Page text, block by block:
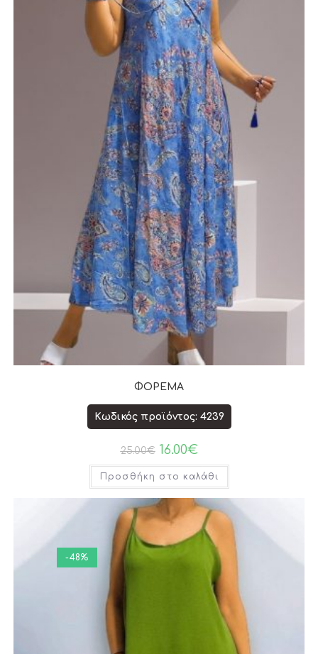
ΦΟΡΕΜΑ
Κωδικός προϊόντος: 4239
25.00€ 16.00€
Προσθήκη στο καλάθι
-48%